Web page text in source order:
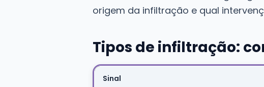
origem da infiltração e qual
Tipos de infiltração:
Sinal